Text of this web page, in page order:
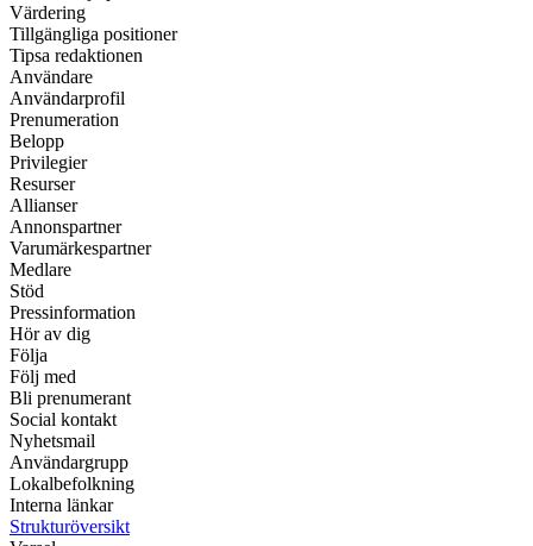
Värdering
Tillgängliga positioner
Tipsa redaktionen
Användare
Användarprofil
Prenumeration
Belopp
Privilegier
Resurser
Allianser
Annonspartner
Varumärkespartner
Medlare
Stöd
Pressinformation
Hör av dig
Följa
Följ med
Bli prenumerant
Social kontakt
Nyhetsmail
Användargrupp
Lokalbefolkning
Interna länkar
Strukturöversikt